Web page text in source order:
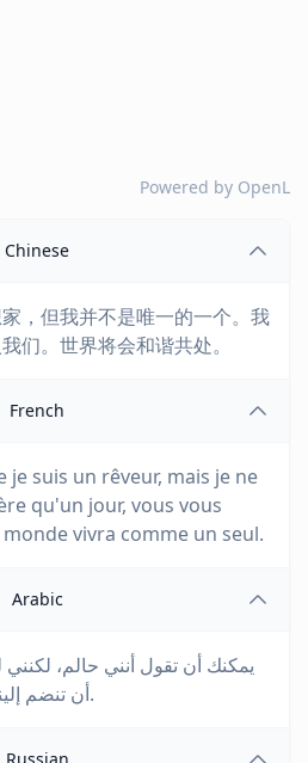
Powered by OpenL
Chinese
，但我并不是唯一的一个。我
们。世界将会和谐共处。
French
je suis un rêveur, mais je ne
qu'un jour, vous vous
vivra comme un seul.
Arabic
يمكنك أن تقول أنني حالم،
أن تنضم إلينا. وسيعيش العالم كواحد.